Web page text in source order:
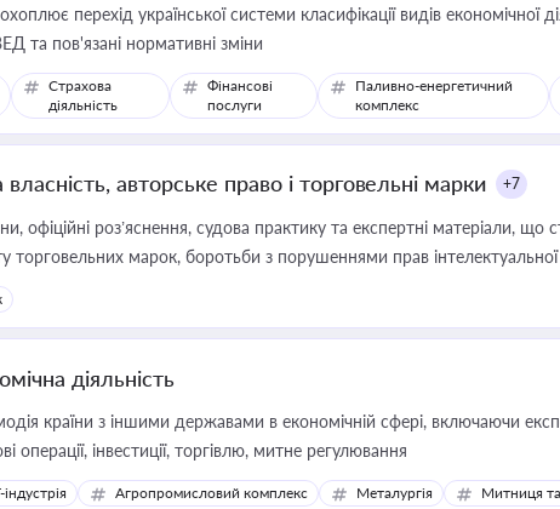
перехід української системи класифікації видів економічної
та пов'язані нормативні зміни
Страхова
діяльність
Фінансові
послуги
Паливно-енергетичний
комплекс
власність, авторське право і торговельні марки +7
офіційні роз’яснення, судова практику та експертні матеріали, що
торговельних марок, боротьби з порушеннями прав
діяльність
країни з іншими державами в економічній сфері, включаючи
операції, інвестиції, торгівлю, митне регулювання
індустрія Агропромисловий комплекс Металургія Митниця